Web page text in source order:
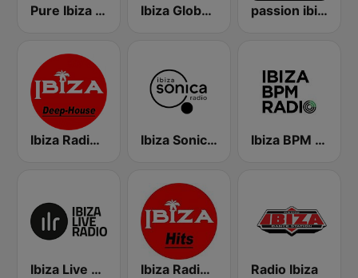
Pure Ibiza Radio Ibiza Global Radio passion ibiza radio
Ibiza Radios - Deep House Ibiza Sonica Radio Ibiza BPM Radio
Ibiza Live Radio Ibiza Radios - Hits Radio Ibiza